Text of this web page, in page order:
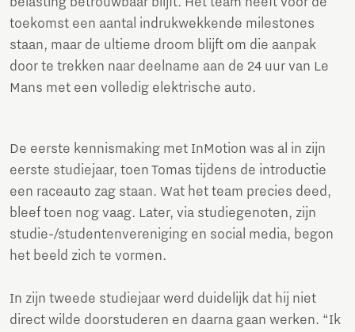
toekomst een aantal indrukwekkende milestones
staan, maar de ultieme droom blijft om die aanpak
door te trekken naar deelname aan de 24 uur van Le
Mans met een volledig elektrische auto.
De eerste kennismaking met InMotion was al in zijn
eerste studiejaar, toen Tomas tijdens de introductie
een raceauto zag staan. Wat het team precies deed,
bleef toen nog vaag. Later, via studiegenoten, zijn
studie-/studentenvereniging en social media, begon
het beeld zich te vormen.
In zijn tweede studiejaar werd duidelijk dat hij niet
direct wilde doorstuderen en daarna gaan werken. “Ik